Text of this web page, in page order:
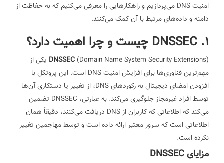
امنیت DNS می‌پردازیم و راهکارهایی را معرفی می‌کنیم که به حفاظت از
دامنه و داده‌های مرتبط با آن کمک می‌کنند.
1. DNSSEC چیست و چرا اهمیت دارد؟
DNSSEC (Domain Name System Security Extensions) یکی از
مهم‌ترین فناوری‌ها برای افزایش امنیت DNS است. این پروتکل با
افزودن امضای دیجیتال به رکوردهای DNS، از تغییر یا دستکاری آن‌ها
توسط افراد غیرمجاز جلوگیری می‌کند. به عبارتی، DNSSEC تضمین
می‌کند که اطلاعاتی که کاربران از DNS دریافت می‌کنند، دقیقاً همان
اطلاعاتی است که سرور معتبر ارائه داده است و توسط مهاجمین تغییر
نکرده است.
مزایای DNSSEC